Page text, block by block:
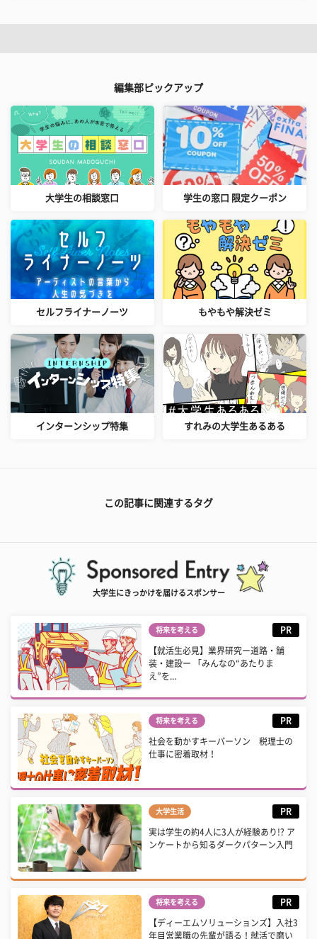
編集部ピックアップ
大学生の相談窓口 学生の窓口 限定クーポン
セルフライナーノーツ もやもや解決ゼミ
インターンシップ特集 すれみの大学生あるある
この記事に関連するタグ
大学生にきっかけを届けるスポンサー
将来を考える PR
【就活生必見】業界研究ー道路・舗
装・建設ー 「みんなの“あたりま
え”を...
将来を考える PR
社会を動かすキーパーソン 税理士の
仕事に密着取材！
大学生活 PR
実は学生の約4人に3人が経験あり!? ア
ンケートから知るダークパターン入門
将来を考える PR
【ディーエムソリューションズ】入社3
年目営業職の先輩が語る！就活で磨い